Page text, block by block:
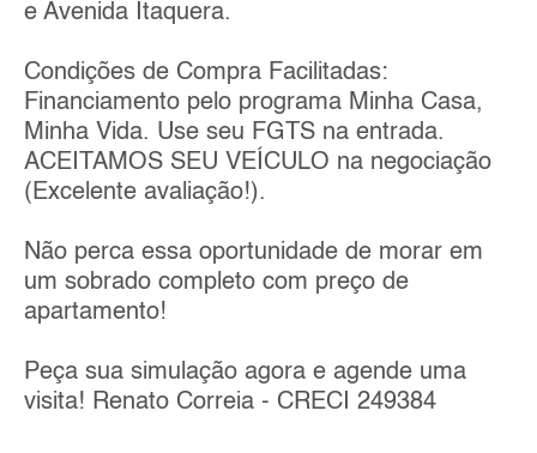
e Avenida Itaquera.
Condições de Compra Facilitadas:
Financiamento pelo programa Minha Casa,
Minha Vida. Use seu FGTS na entrada.
ACEITAMOS SEU VEÍCULO na negociação
(Excelente avaliação!).
Não perca essa oportunidade de morar em
um sobrado completo com preço de
apartamento!
Peça sua simulação agora e agende uma
visita! Renato Correia - CRECI 249384